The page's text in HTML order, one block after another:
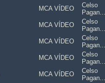
MCA VÍDEO
Celso
Pagan...
MCA VÍDEO
Celso
Pagan...
MCA VÍDEO
Celso
Pagan...
MCA VÍDEO
Celso
Pagan...
MCA VÍDEO
Celso
Pagan...